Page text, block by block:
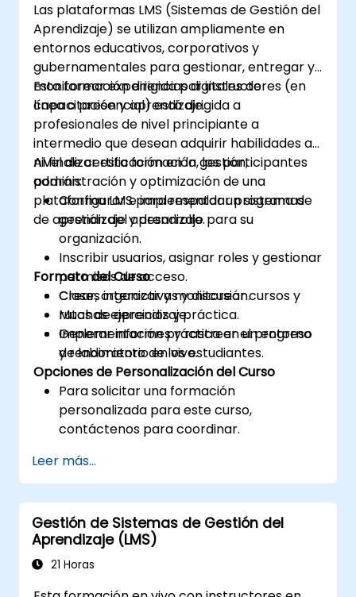
Las plataformas LMS (Sistemas de Gestión del
Aprendizaje) se utilizan ampliamente en
entornos educativos, corporativos y
gubernamentales para gestionar, entregar y
monitorear experiencias digitales de
capacitación y aprendizaje.
Esta formación dirigida por instructores (en
línea o presencial) está dirigida a
profesionales de nivel principiante a
intermedio que desean adquirir habilidades a
nivel de certificación en la gestión,
administración y optimización de una
plataforma LMS para respaldar programas
de aprendizaje y desarrollo.
Al finalizar esta formación, los participantes
podrán:
Configurar e implementar un sistema de
gestión del aprendizaje para su
organización.
Inscribir usuarios, asignar roles y gestionar
permisos de acceso.
Crear, organizar y monitorear cursos y
rutas de aprendizaje.
Generar informes y rastrear el progreso
y rendimiento de los estudiantes.
Formato del Curso
Clases interactivas y discusión.
Muchas ejercicios y práctica.
Implementación práctica en un entorno
de laboratorio en vivo.
Opciones de Personalización del Curso
Para solicitar una formación
personalizada para este curso,
contáctenos para coordinar.
Leer más...
Gestión de Sistemas de Gestión del
Aprendizaje (LMS)
21 Horas